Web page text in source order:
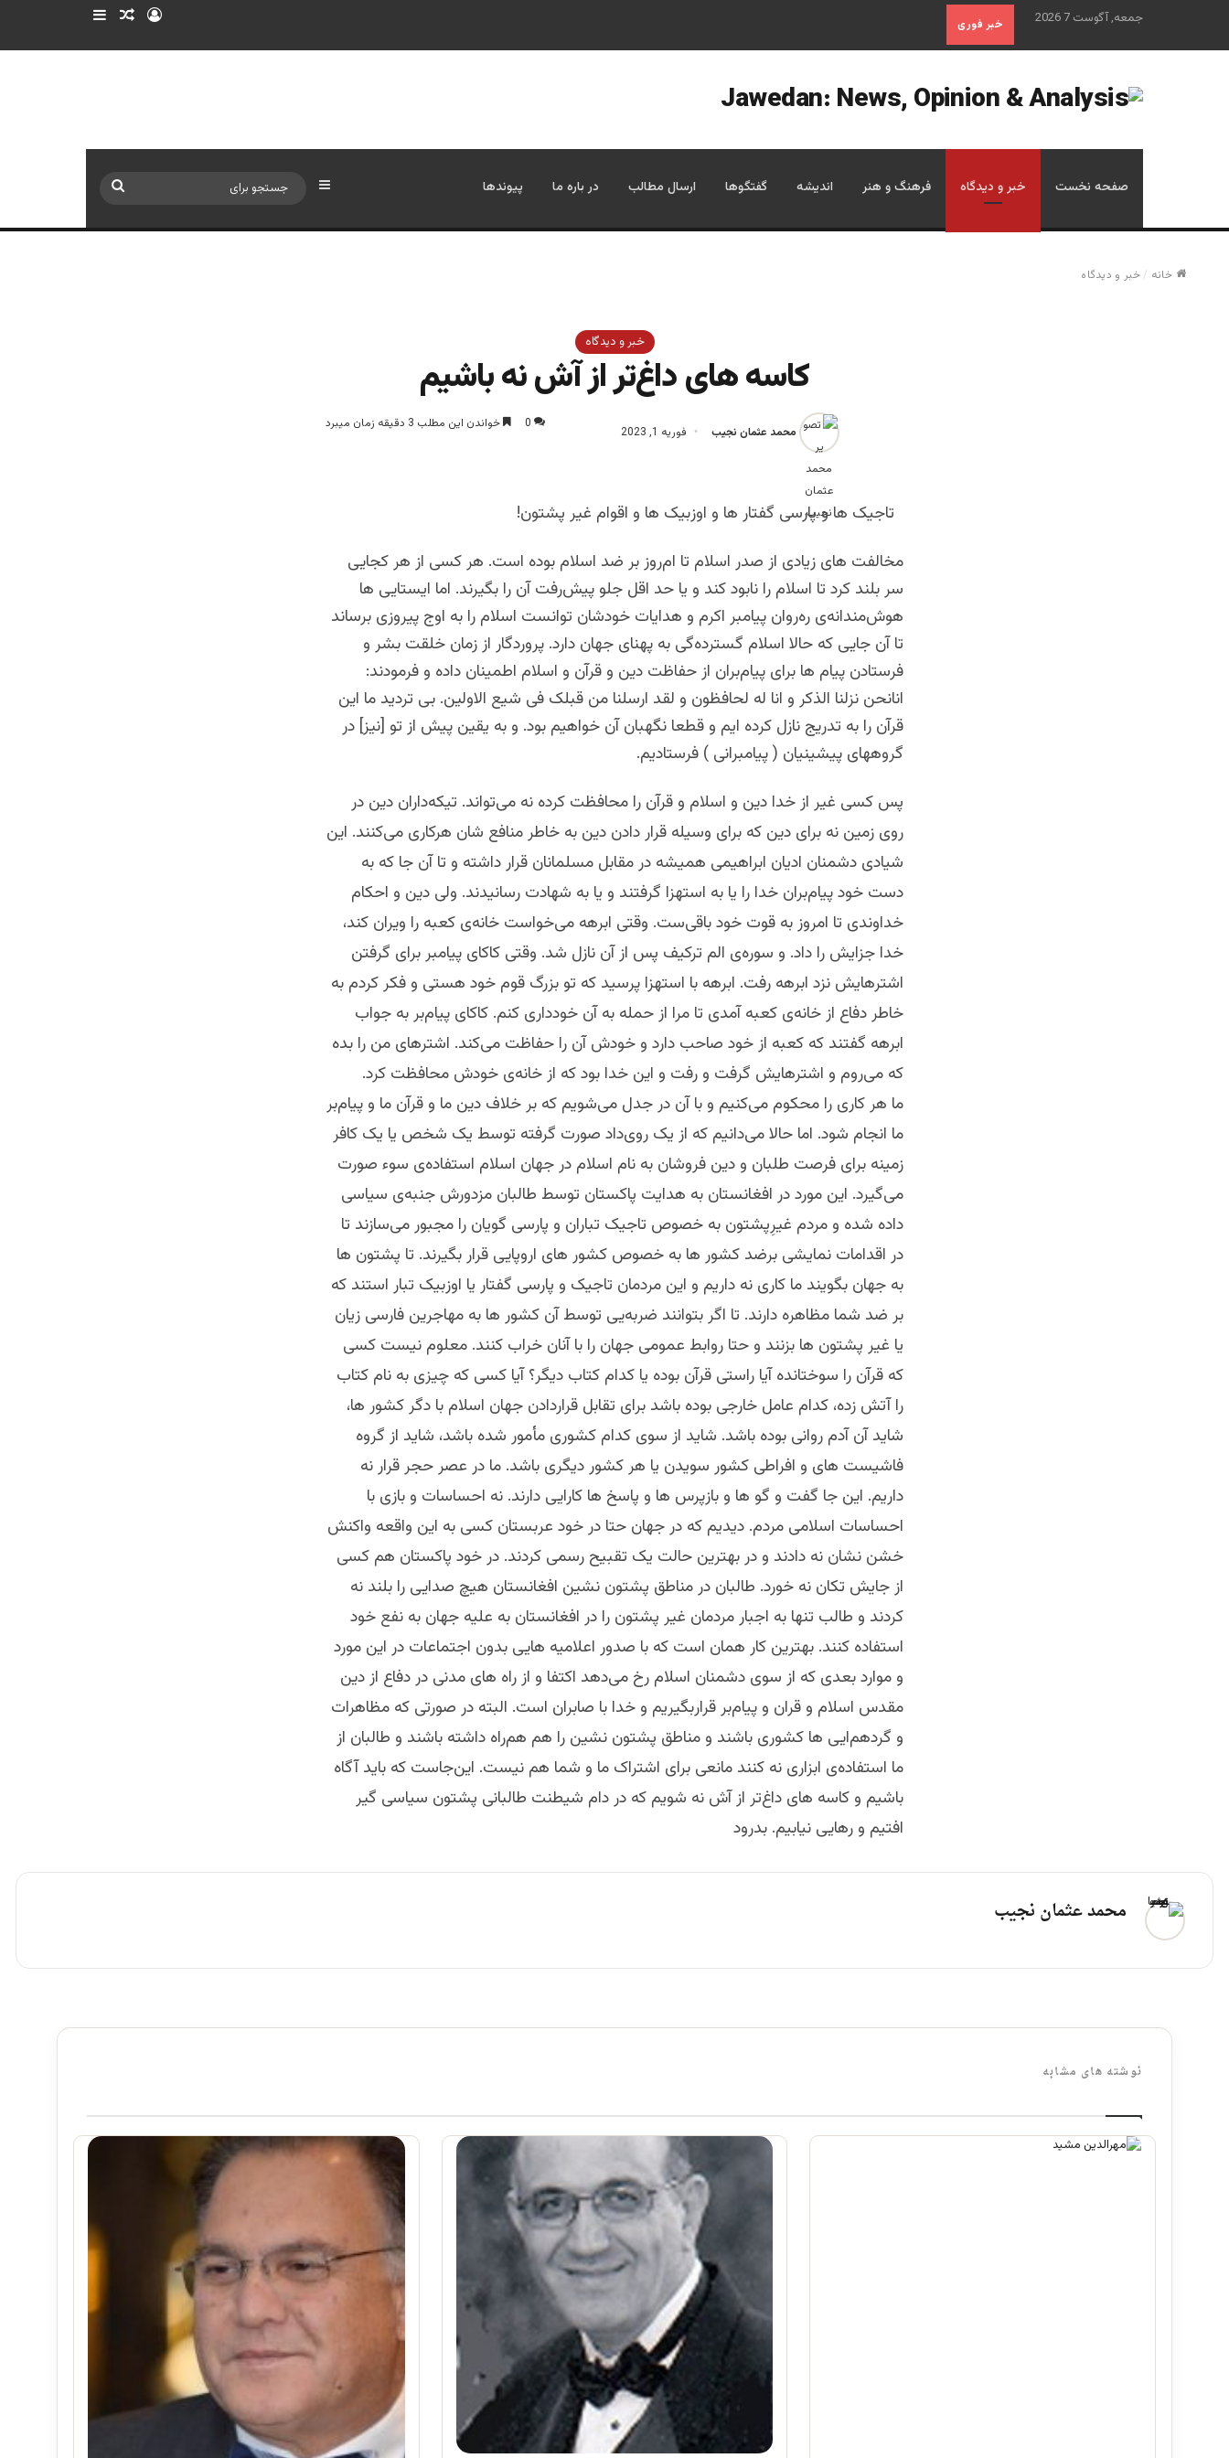
جمعه, آگوست 7 2026 خبر فوری ورود نوشته تصادفی
صفحه نخست خبر و دیدگاه فرهنگ و هنر اندیشه گفتگوها ارسال مطالب در باره ما پیوندها سایدبار
خانه /خبر و دیدگاه
خبر و دیدگاه
کاسه های داغ‌تر از آش نه باشیم
محمد عثمان نجیب فوریه 1, 2023
0 خواندن این مطلب 3 دقیقه زمان میبرد
تاجیک ها ‌و پارسی گفتار ها و اوزبیک ها و اقوام غیر پشتون!
مخالفت های زیادی از صدر اسلام تا ام‌روز بر ضد اسلام بوده است. هر کسی از هر کجایی
سر بلند کرد تا اسلام را نابود کند و یا حد اقل جلو پیش‌رفت آن را بگیرند. اما ایستایی ها
هوش‌مندانه‌ی ره‌روان پیامبر اکرم و هدایات خودشان توانست اسلام را به اوج پیروزی برساند
تا آن جایی که حالا اسلام گسترده‌‌گی به پهنای جهان دارد. پروردگار از زمان خلقت بشر و
فرستادن پیام ها برای پیام‌بران از حفاظت دین و قرآن و اسلام اطمینان داده و فرمودند:
انانحن نزلنا الذکر و انا له لحافظون و لقد ارسلنا من قبلک فی شیع الاولین. بى‏ ترديد ما اين
قرآن را به تدريج نازل كرده‏ ايم و قطعا نگهبان آن خواهیم بود. و به يقين پيش از تو [نيز] در
گروههاى پيشينيان ( پیامبرانی ) فرستادیم.
پس کسی غیر از خدا دین و اسلام و قرآن را محافظت کرده نه می‌تواند. تیکه‌داران دین در
روی زمین نه برای دین که برای وسیله قرار دادن دین به خاطر منافع شان هرکاری می‌کنند. این
شیادی دشمنان ادیان ابراهیمی همیشه در مقابل مسلمانان قرار داشته و تا آن جا که به
دست خود پیام‌بران خدا را یا به استهزا گرفتند و یا به شهادت رسانیدند. ولی دین ‌و احکام
خداوندی تا امروز به قوت خود باقی‌ست. وقتی ابرهه می‌خواست خانه‌‌ی کعبه را ویران کند،
خدا جزایش را داد. و سوره‌ی الم ترکیف پس از آن نازل شد.‌ وقتی کاکای پیامبر برای گرفتن
اشترهایش نزد ابرهه رفت. ابرهه با استهزا پرسید که تو بزرگ قوم خود هستی و فکر کردم به
خاطر دفاع از خانه‌ی کعبه آمدی تا مرا از حمله به آن خودداری کنم. کاکای پیام‌بر به جواب
ابرهه گفتند که کعبه از خود صاحب دارد و خودش آن را حفاظت می‌کند. اشترهای من را بده
که می‌روم و اشترهایش گرفت و رفت و این خدا بود که از خانه‌ی خودش محافظت کرد.
ما هر کاری را محکوم می‌کنیم و با آن در جدل می‌شویم که بر خلاف دین ما و قرآن ما و پیام‌بر
ما انجام شود. اما حالا می‌دانیم که از یک روی‌داد صورت گرفته توسط یک شخص یا یک کافر
زمینه برای فرصت طلبان ‌و دین فروشان به نام اسلام در جهان اسلام استفاده‌ی سوء صورت
می‌گیرد. این مورد در افغانستان به هدایت پاکستان توسط طالبان مزدورش جنبه‌ی سیاسی
داده شده و مردم غیرِپشتون به خصوص تاجیک تباران و پارسی گویان را مجبور می‌سازند تا
در اقدامات نمایشی برضد کشور ها به خصوص کشور های اروپایی قرار بگیرند. تا پشتون ها
به جهان بگویند ما کاری نه داریم و این مردمان تاجیک و پارسی گفتار یا اوزبیک تبار استند که
بر ضد شما مظاهره دارند. تا اگر بتوانند ضربه‌یی توسط آن کشور ها به مهاجرین فارسی زیان
یا غیر پشتون ها بزنند و حتا روابط عمومی جهان را با آنان خراب کنند. معلوم نیست کسی
که قرآن را سوختانده آیا راستی قرآن بوده یا کدام کتاب دیگر؟ آیا کسی که چیزی به نام کتاب
را آتش زده، کدام عامل خارجی بوده باشد برای تقابل قراردادن جهان اسلام با دگر کشور ها،
شاید آن آدم روانی بوده باشد. شاید از سوی کدام کشوری مأمور شده باشد، شاید از گروه
فاشیست های و افراطی کشور سویدن یا هر کشور دیگری باشد. ما در عصر حجر قرار نه
داریم. این جا گفت و‌ گو ها و بازپرس ها ‌و پاسخ ها کارایی دارند. نه احساسات ‌و بازی با
احساسات اسلامی مردم. دیدیم که در جهان حتا در خود عربستان کسی به این واقعه واکنش
خشن نشان نه دادند و در بهترین حالت یک تقبیح رسمی کردند. در خود پاکستان هم کسی
از جایش تکان نه خورد. طالبان در مناطق پشتون نشین افغانستان هیچ صدایی را بلند نه
کردند و طالب تنها به اجبار مردمان غیر پشتون را در افغانستان به علیه جهان به نفع خود
استفاده کنند. بهترین کار همان است که با صدور اعلامیه هایی بدون اجتماعات در این مورد
و موارد بعدی که از سوی دشمنان اسلام رخ می‌دهد اکتفا و از راه های مدنی در دفاع از دین
مقدس اسلام و قران و پیام‌بر قراربگیریم و خدا با صابران است. البته در صورتی که مظاهرات
و گردهم‌ایی ها کشوری باشند ‌و مناطق پشتون نشین را هم هم‌راه داشته باشند و طالبان از
ما استفاده‌ی ابزاری نه کنند مانعی برای اشتراک ما و شما هم نیست. این‌جاست که باید آگاه
باشیم و کاسه های داغ‌تر از آش نه شویم که در دام شیطنت طالبانی پشتون سیاسی گیر
افتیم و رهایی نیابیم. بدرود
محمد عثمان نجیب
نوشته های مشابه